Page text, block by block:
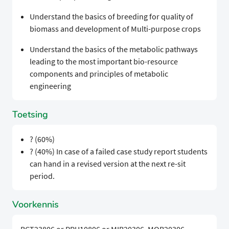
Understand the basics of breeding for quality of
biomass and development of Multi-purpose crops
Understand the basics of the metabolic pathways
leading to the most important bio-resource
components and principles of metabolic
engineering
Toetsing
? (60%)
? (40%) In case of a failed case study report students
can hand in a revised version at the next re-sit
period.
Voorkennis